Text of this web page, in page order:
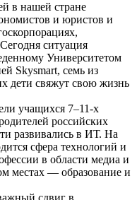
в нашей стране
и юристов и
ситуация
Университетом
Skysmart, семь из
дети свяжут свою жизнь
учащихся 7–11-х
российских
развивались в ИТ. На
сфера технологий и
в области медиа и
местах — образование и